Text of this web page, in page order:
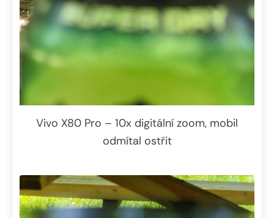
Vivo X80 Pro – 10x digitální zoom, mobil
odmítal ostřit